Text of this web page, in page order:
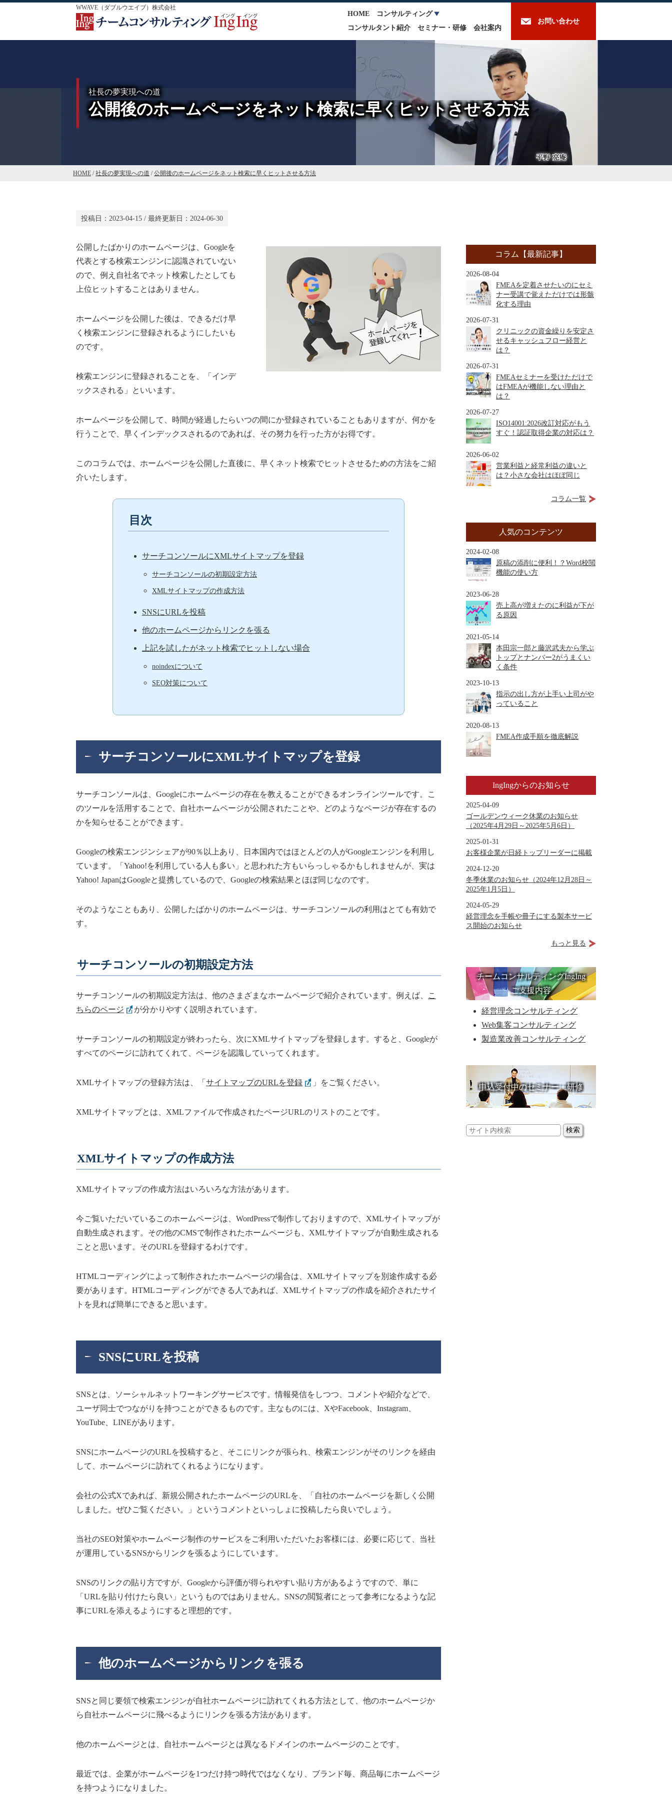
WWAVE（ダブルウエイブ）株式会社
お問い合わせ
HOME
コンサルティング
コンサルタント紹介
セミナー・研修 会社案内
社長の夢実現への道
公開後のホームページをネット検索に早くヒットさせる方法
HOME /社長の夢実現への道 /公開後のホームページをネット検索に早くヒットさせる方法
投稿日： 2023-04-15 / 最終更新日： 2024-06-30
公開したばかりのホームページは、Googleを
代表とする検索エンジンに認識されていない
ので、例え自社名でネット検索したとしても
上位ヒットすることはありません。
ホームページを公開した後は、できるだけ早
く検索エンジンに登録されるようにしたいも
のです。
検索エンジンに登録されることを、「インデ
ックスされる」といいます。
ホームページを公開して、時間が経過したらいつの間にか登録されていることもありますが、何かを
行うことで、早くインデックスされるのであれば、その努力を行った方がお得です。
このコラムでは、ホームページを公開した直後に、早くネット検索でヒットさせるための方法をご紹
介いたします。
目次
サーチコンソールにXMLサイトマップを登録
サーチコンソールの初期設定方法
XMLサイトマップの作成方法
SNSにURLを投稿
他のホームページからリンクを張る
上記を試したがネット検索でヒットしない場合
noindexについて
SEO対策について
サーチコンソールにXMLサイトマップを登録
サーチコンソールは、Googleにホームページの存在を教えることができるオンラインツールです。こ
のツールを活用することで、自社ホームページが公開されたことや、どのようなページが存在するの
かを知らせることができます。
Googleの検索エンジンシェアが90％以上あり、日本国内ではほとんどの人がGoogleエンジンを利用し
ています。「Yahoo!を利用している人も多い」と思われた方もいらっしゃるかもしれませんが、実は
Yahoo! JapanはGoogleと提携しているので、Googleの検索結果とほぼ同じなのです。
そのようなこともあり、公開したばかりのホームページは、サーチコンソールの利用はとても有効で
す。
サーチコンソールの初期設定方法
サーチコンソールの初期設定方法は、他のさまざまなホームページで紹介されています。例えば、
こ
ちらのページ
が分かりやすく説明されています。
サーチコンソールの初期設定が終わったら、次にXMLサイトマップを登録します。すると、Googleが
すべてのページに訪れてくれて、ページを認識していってくれます。
XMLサイトマップの登録方法は、「 サイトマップのURLを登録 」をご覧ください。
XMLサイトマップとは、XMLファイルで作成されたページURLのリストのことです。
XMLサイトマップの作成方法
XMLサイトマップの作成方法はいろいろな方法があります。
今ご覧いただいているこのホームページは、WordPressで制作しておりますので、XMLサイトマップが
自動生成されます。その他のCMSで制作されたホームページも、XMLサイトマップが自動生成される
ことと思います。そのURLを登録するわけです。
HTMLコーディングによって制作されたホームページの場合は、XMLサイトマップを別途作成する必
要があります。HTMLコーディングができる人であれば、XMLサイトマップの作成を紹介されたサイ
トを見れば簡単にできると思います。
SNSにURLを投稿
SNSとは、ソーシャルネットワーキングサービスです。情報発信をしつつ、コメントや紹介などで、
ユーザ同士でつながりを持つことができるものです。主なものには、XやFacebook、Instagram、
YouTube、LINEがあります。
SNSにホームページのURLを投稿すると、そこにリンクが張られ、検索エンジンがそのリンクを経由
して、ホームページに訪れてくれるようになります。
会社の公式Xであれば、新規公開されたホームページのURLを、「自社のホームページを新しく公開
しました。ぜひご覧ください。」というコメントといっしょに投稿したら良いでしょう。
当社のSEO対策やホームページ制作のサービスをご利用いただいたお客様には、必要に応じて、当社
が運用しているSNSからリンクを張るようにしています。
SNSのリンクの貼り方ですが、Googleから評価が得られやすい貼り方があるようですので、単に
「URLを貼り付けたら良い」というものではありません。SNSの閲覧者にとって参考になるような記
事にURLを添えるようにすると理想的です。
他のホームページからリンクを張る
SNSと同じ要領で検索エンジンが自社ホームページに訪れてくれる方法として、他のホームページか
ら自社ホームページに飛べるようにリンクを張る方法があります。
他のホームページとは、自社ホームページとは異なるドメインのホームページのことです。
最近では、企業がホームページを1つだけ持つ時代ではなくなり、ブランド毎、商品毎にホームページ
を持つようになりました。
コラム【最新記事】
2026-08-04
FMEAを定着させたいのにセミ
ナー受講で覚えただけでは形骸
化する理由
2026-07-31
クリニックの資金繰りを安定さ
せるキャッシュフロー経営と
は？
2026-07-31
FMEAセミナーを受けただけで
はFMEAが機能しない理由と
は？
2026-07-27
ISO14001:2026改訂対応がもう
すぐ！認証取得企業の対応は？
2026-06-02
営業利益と経常利益の違いと
は？小さな会社はほぼ同じ
コラム一覧
人気のコンテンツ
2024-02-08
原稿の添削に便利！？Word校閲
機能の使い方
2023-06-28
売上高が増えたのに利益が下が
る原因
2021-05-14
本田宗一郎と藤沢武夫から学ぶ
トップとナンバー2がうまくい
く条件
2023-10-13
指示の出し方が上手い上司がや
っていること
2020-08-13
FMEA作成手順を徹底解説
IngIngからのお知らせ
2025-04-09
ゴールデンウィーク休業のお知らせ
（2025年4月29日～2025年5月6日）
2025-01-31
お客様企業が日経トップリーダーに掲載
2024-12-20
冬季休業のお知らせ（2024年12月28日～
2025年1月5日）
2024-05-29
経営理念を手帳や冊子にする製本サービ
ス開始のお知らせ
もっと見る
チームコンサルティングIngIng
ご支援内容
経営理念コンサルティング
Web集客コンサルティング
製造業改善コンサルティング
申込受付中のセミナー・研修